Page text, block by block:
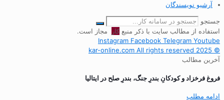
آرشیو نویسندگان
جستجو
استفاده از مطالب سایت با ذکر منبعکار
مجاز است.
Instagram Facebook Telegram Youtube
© 2025 kar-online.com All rights reserved
آخرین مطالب
فروغ فرخزاد و کودکانِ بندرِ جنگ، بندرِ صلح در ایتالیا
ادامه مطلب